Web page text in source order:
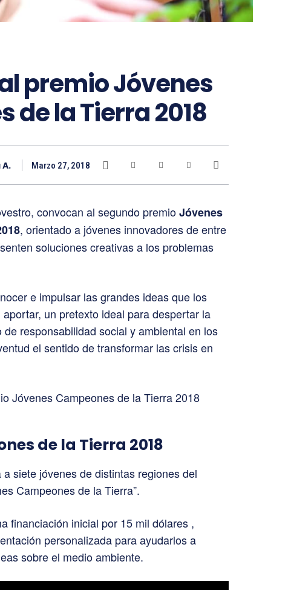
premio Jóvenes
de la Tierra 2018
Marzo 27, 2018
convocan al segundo premioJóvenes
, orientado a jóvenes innovadores de entre
soluciones creativas a los problemas
e impulsar las grandes ideas que los
un pretexto ideal para despertar la
responsabilidad social y ambiental en los
el sentido de transformar las crisis en
de la Tierra 2018
siete jóvenes de distintas regiones del
Campeones de la Tierra”.
financiación inicial por 15 mil dólares ,
personalizada para ayudarlos a
sobre el medio ambiente.